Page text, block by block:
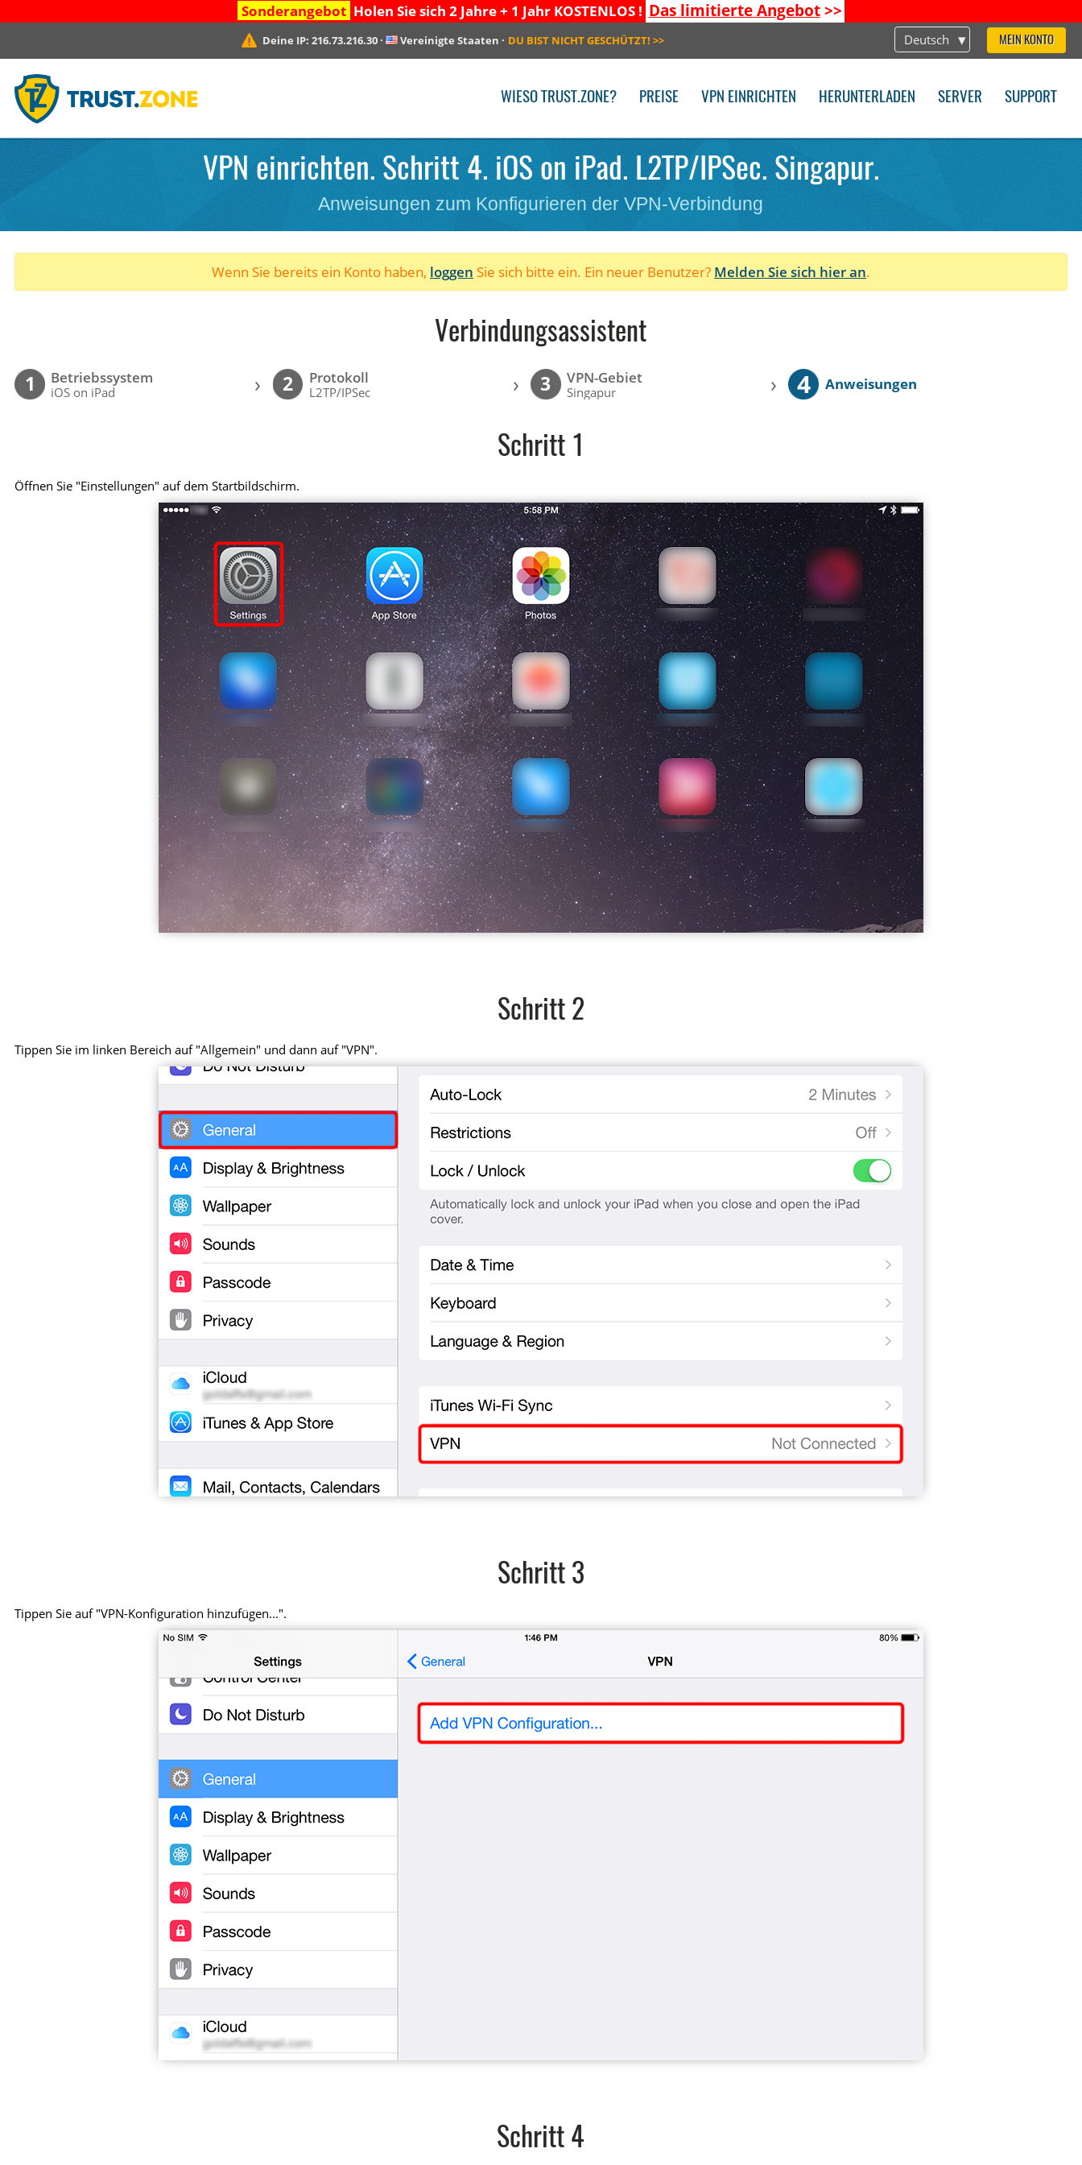
Sonderangebot Holen Sie sich 2 Jahre + 1 Jahr KOSTENLOS ! Das limitierte Angebot>>
Deutsch MEIN KONTO
Deine IP:216.73.216.30 · Vereinigte Staaten · DU BIST NICHT GESCHÜTZT! >>
WIESO TRUST.ZONE? PREISE VPN EINRICHTEN HERUNTERLADEN SERVER SUPPORT
VPN einrichten. Schritt 4. iOS on iPad. L2TP/IPSec. Singapur.
Anweisungen zum Konfigurieren der VPN-Verbindung
Wenn Sie bereits ein Konto haben, loggen Sie sich bitte ein. Ein neuer Benutzer? Melden Sie sich hier an.
Verbindungsassistent
1 Betriebssystem
iOS on iPad › 2 Protokoll
L2TP/IPSec › 3 VPN-Gebiet
Singapur › 4 Anweisungen
Schritt 1
Öffnen Sie "Einstellungen" auf dem Startbildschirm.
Schritt 2
Tippen Sie im linken Bereich auf "Allgemein" und dann auf "VPN".
Schritt 3
Tippen Sie auf "VPN-Konfiguration hinzufügen...".
Schritt 4